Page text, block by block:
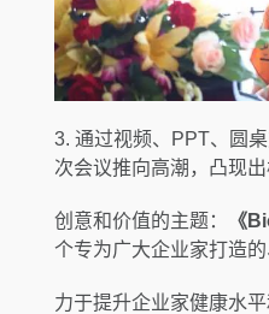
3. 通过视频、PPT、圆
次会议推向高潮，凸现
创意和价值的主题： 《
个专为广大企业家打造
力于提升企业家健康水